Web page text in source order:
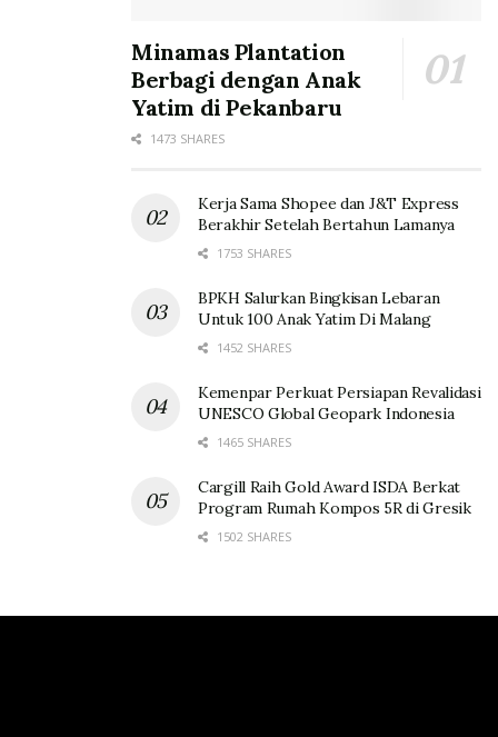
Minamas Plantation
Berbagi dengan Anak
Yatim di Pekanbaru
1473 SHARES
Kerja Sama Shopee dan J&T Express
Berakhir Setelah Bertahun Lamanya
1753 SHARES
BPKH Salurkan Bingkisan Lebaran
Untuk 100 Anak Yatim Di Malang
1452 SHARES
Kemenpar Perkuat Persiapan Revalidasi
UNESCO Global Geopark Indonesia
1465 SHARES
Cargill Raih Gold Award ISDA Berkat
Program Rumah Kompos 5R di Gresik
1502 SHARES